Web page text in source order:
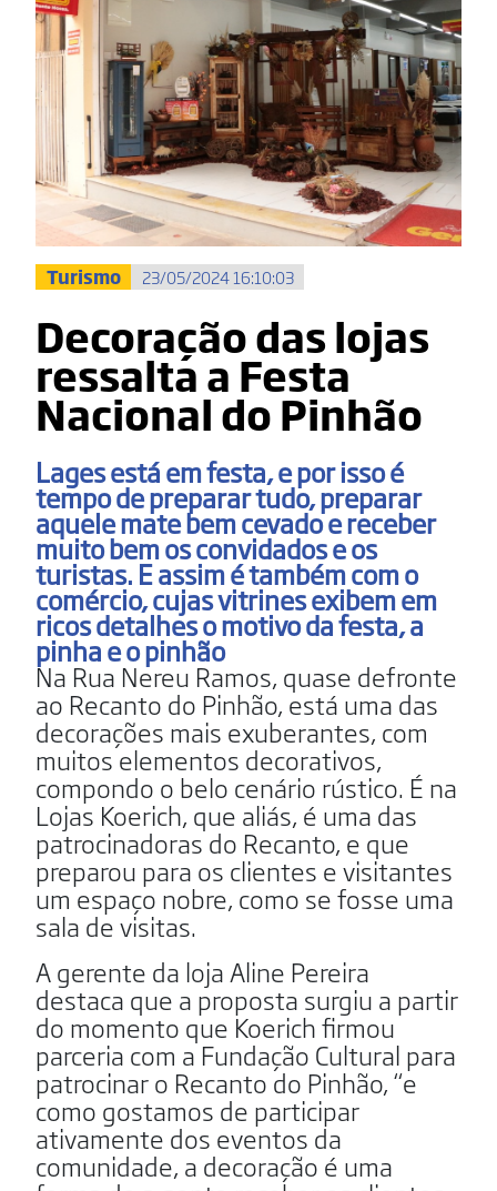
Turismo 23/05/2024 16:10:03
Decoração das lojas
ressalta a Festa
Nacional do Pinhão
Lages está em festa, e por isso é
tempo de preparar tudo, preparar
aquele mate bem cevado e receber
muito bem os convidados e os
turistas. E assim é também com o
comércio, cujas vitrines exibem em
ricos detalhes o motivo da festa, a
pinha e o pinhão
Na Rua Nereu Ramos, quase defronte
ao Recanto do Pinhão, está uma das
decorações mais exuberantes, com
muitos elementos decorativos,
compondo o belo cenário rústico. É na
Lojas Koerich, que aliás, é uma das
patrocinadoras do Recanto, e que
preparou para os clientes e visitantes
um espaço nobre, como se fosse uma
sala de visitas.
A gerente da loja Aline Pereira
destaca que a proposta surgiu a partir
do momento que Koerich firmou
parceria com a Fundação Cultural para
patrocinar o Recanto do Pinhão, “e
como gostamos de participar
ativamente dos eventos da
comunidade, a decoração é uma